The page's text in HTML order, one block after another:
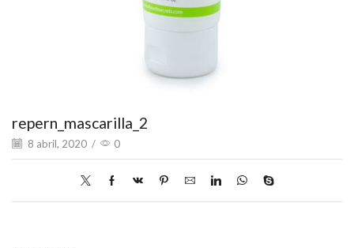
repern_mascarilla_2
8 abril, 2020 / 0